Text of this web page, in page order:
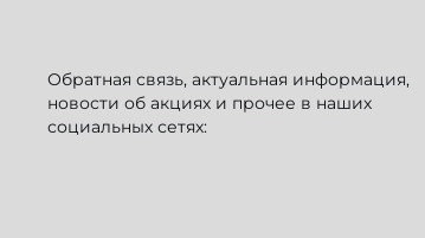
Обратная связь, актуальная информация,
новости об акциях и прочее в наших
социальных сетях: